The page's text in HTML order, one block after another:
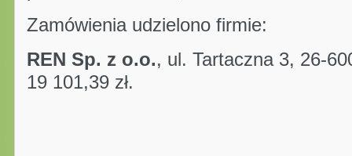
Zamówienia udzielono firmie:
REN Sp. z o.o., ul. Tartaczna 3, 26-
19 101,39 zł.